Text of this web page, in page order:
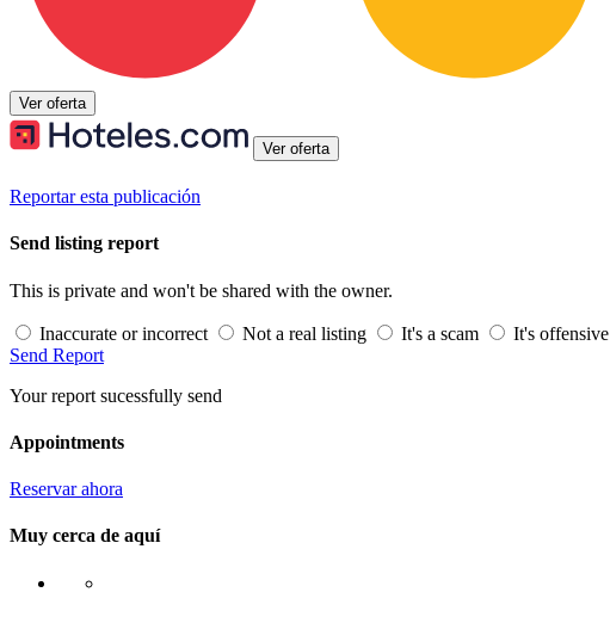
Ver oferta
Ver oferta
Reportar esta publicación
Send listing report
This is private and won't be shared with the owner.
Inaccurate or incorrect Not a real listing It's a scam It's offensive
Send Report
Your report sucessfully send
Appointments
Reservar ahora
Muy cerca de aquí